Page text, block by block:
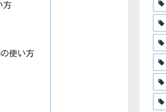
方
使い方